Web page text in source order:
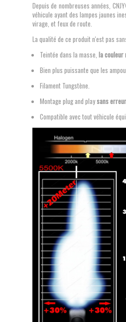
Depuis de nombreuses années,
véhicule ayant des lampes jaunes
virage, et feux de route.
La qualité de ce produit n'est pas
Teintée dans la masse, la couleur
Bien plus puissante que les
Filament Tungstène.
Montage plug and playsans
Compatible avec tout véhicule